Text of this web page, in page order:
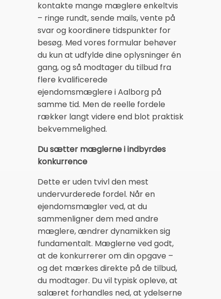
kontakte mange mæglere enkeltvis
– ringe rundt, sende mails, vente på
svar og koordinere tidspunkter for
besøg. Med vores formular behøver
du kun at udfylde dine oplysninger én
gang, og så modtager du tilbud fra
flere kvalificerede
ejendomsmæglere i Aalborg på
samme tid. Men de reelle fordele
rækker langt videre end blot praktisk
bekvemmelighed.
Du sætter mæglerne i indbyrdes
konkurrence
Dette er uden tvivl den mest
undervurderede fordel. Når en
ejendomsmægler ved, at du
sammenligner dem med andre
mæglere, ændrer dynamikken sig
fundamentalt. Mæglerne ved godt,
at de konkurrerer om din opgave –
og det mærkes direkte på de tilbud,
du modtager. Du vil typisk opleve, at
salæret forhandles ned, at ydelserne